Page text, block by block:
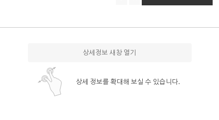
상세정보 새창 열기
상세 정보를 확대해 보실 수 있습니다.